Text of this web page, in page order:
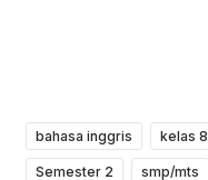
bahasa inggris kelas 8
Semester 2 smp/mts